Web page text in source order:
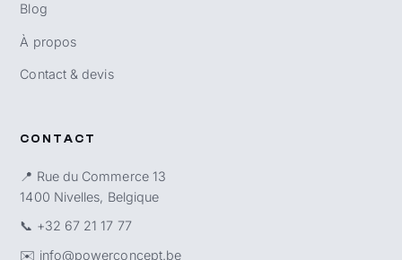
Blog
À propos
Contact & devis
CONTACT
📍 Rue du Commerce 13
1400 Nivelles, Belgique
📞 +32 67 21 17 77
✉️ info@powerconcept.be